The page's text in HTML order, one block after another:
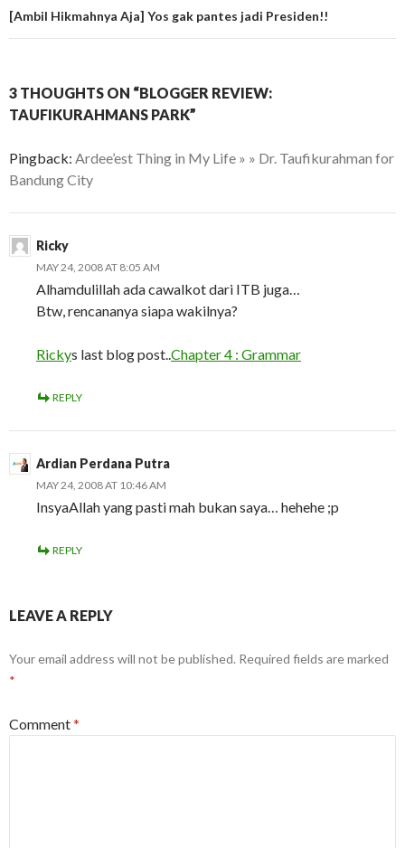
[Ambil Hikmahnya Aja] Yos gak pantes jadi Presiden!!
3 THOUGHTS ON “BLOGGER REVIEW:
TAUFIKURAHMANS PARK”
Pingback: Ardee’est Thing in My Life » » Dr. Taufikurahman for
Bandung City
Ricky
MAY 24, 2008 AT 8:05 AM
Alhamdulillah ada cawalkot dari ITB juga…
Btw, rencananya siapa wakilnya?
Rickys last blog post..Chapter 4 : Grammar
REPLY
Ardian Perdana Putra
MAY 24, 2008 AT 10:46 AM
InsyaAllah yang pasti mah bukan saya… hehehe ;p
REPLY
LEAVE A REPLY
Your email address will not be published. Required fields are marked
*
Comment*